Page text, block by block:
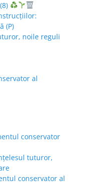
(P)
noile reguli
al
conservator
tuturor,
conservator al